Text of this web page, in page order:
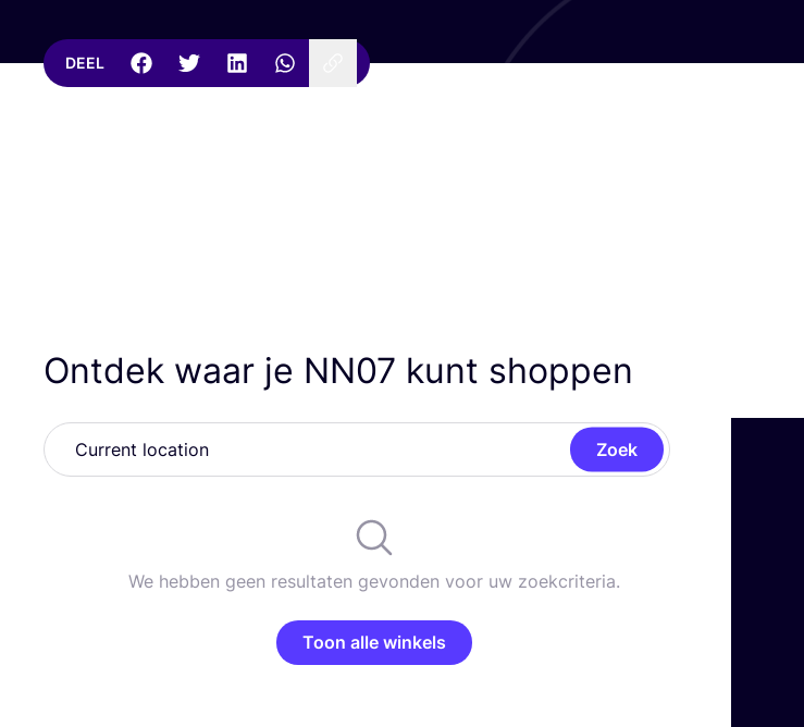
DEEL
Ontdek waar je NN07 kunt shoppen
Zoek
We hebben geen resultaten gevonden voor uw zoekcriteria.
Toon alle winkels